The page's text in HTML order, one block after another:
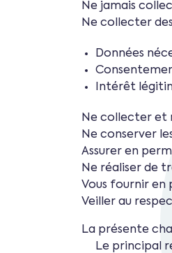
Ne jamais
Ne collecter
Données
Intérêt
Ne collecter et
Ne conserver
Assurer en
Ne réaliser de
Vous fournir
Veiller au
La présente
Le principal